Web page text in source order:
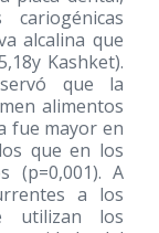
alcalina que
Kashket).
que la
alimentos
fue mayor en
que en los
(p=0,001). A
a los
utilizan los